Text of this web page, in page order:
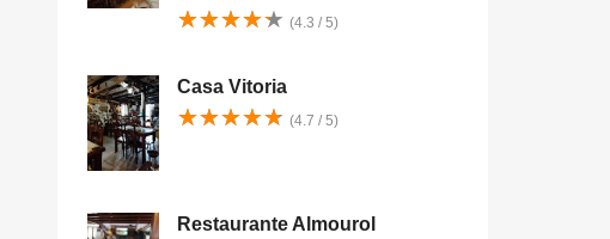
★★★★★
★★★★★ (4.3 / 5)
Casa Vitoria
★★★★★
★★★★★ (4.7 / 5)
Restaurante Almourol